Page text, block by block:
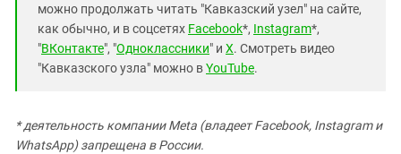
можно продолжать читать "Кавказский узел" на сайте,
как обычно, и в соцсетях Facebook*, Instagram*,
"ВКонтакте", "Одноклассники" и X. Смотреть видео
"Кавказского узла" можно вYouTube.
* деятельность компании Meta (владеет Facebook, Instagram и
WhatsApp) запрещена в России.